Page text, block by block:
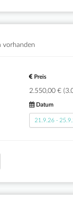
vorhanden
Preis
2.550,00 €
Datum
21.9.26 -